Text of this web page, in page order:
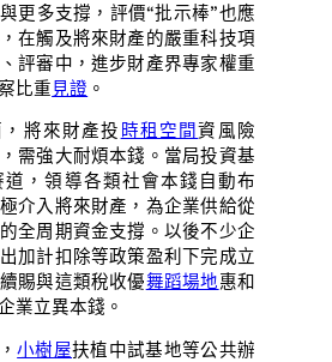
更多支撐，評價“批示棒”也應
在觸及將來財產的嚴重科技項
評審中，進步財產界專家權重
比重見證 。
將來財產投 時租空間資風險
需強大耐煩本錢。當局投資基
，領導各類社會本錢自動布
介入將來財產，為企業供給從
全周期資金支撐。以後不少企
加計扣除等政策盈利下完成立
賜與這類稅收優舞蹈場地惠和
業立異本錢。
小樹屋扶植中試基地等公共辦